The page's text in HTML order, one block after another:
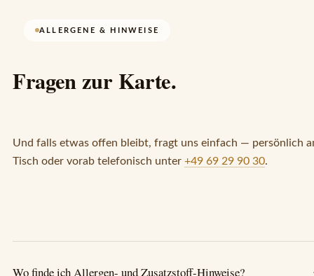
ALLERGENE & HINWEISE
Fragen zur Karte.
Und falls etwas offen bleibt, fragt uns einfach — persönlich
Tisch oder vorab telefonisch unter +49 69 29 90 30.
Wo finde ich Allergen- und Zusatzstoff-Hinweise?